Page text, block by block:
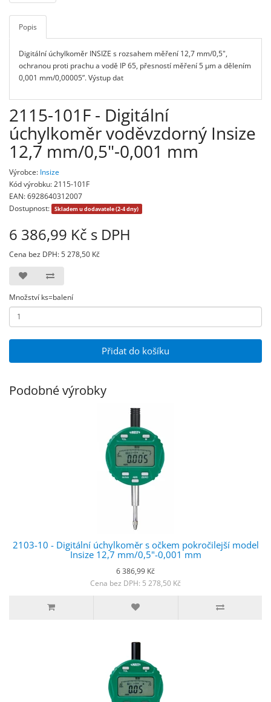
Popis
Digitální úchylkoměr INSIZE s rozsahem měření 12,7 mm/0,5",
ochranou proti prachu a vodě IP 65, přesností měření 5 µm a dělením
0,001 mm/0,00005”. Výstup dat
2115-101F - Digitální
úchylkoměr voděvzdorný Insize
12,7 mm/0,5"-0,001 mm
Výrobce: Insize
Kód výrobku: 2115-101F
EAN: 6928640312007
Dostupnost:
Skladem u dodavatele (2-4 dny)
6 386,99 Kč s DPH
Cena bez DPH: 5 278,50 Kč
Množství ks=balení
Přidat do košíku
Podobné výrobky
2103-10 - Digitální úchylkoměr s očkem pokročilejší model
Insize 12,7 mm/0,5"-0,001 mm
6 386,99 Kč
Cena bez DPH: 5 278,50 Kč